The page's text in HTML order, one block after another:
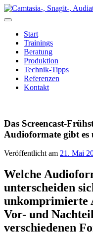
Zum
Inhalt
Start
Trainings
Beratung
Produktion
Technik-Tipps
Referenzen
Kontakt
Das Screencast-
Audioformate gibt es
Veröffentlicht am 21. Mai
Welche
unterscheiden
unkomprimierte
Vor- und
verschiedenen